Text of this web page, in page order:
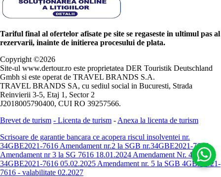
Tariful final al ofertelor afisate pe site se regaseste in ultimul pas al
rezervarii, inainte de initierea procesului de plata.
Copyright ©2026
Site-ul www.dertour.ro este proprietatea DER Touristik Deutschland
Gmbh si este operat de TRAVEL BRANDS S.A.
TRAVEL BRANDS SA, cu sediul social in Bucuresti, Strada
Reinvierii 3-5, Etaj 1, Sector 2
J2018005790400, CUI RO 39257566.
Brevet de turism - Licenta de turism - Anexa la licenta de turism
Scrisoare de garantie bancara ce acopera riscul insolventei nr.
34GBE2021-7616 Amendament nr.2 la SGB nr.34GBE2021-7616
Amendament nr 3 la SG 7616 18.01.2024 Amendament Nr. 4 -
34GBE2021-7616 05.02.2025 Amendament nr. 5 la SGB 4GBE2021-
7616 - valabilitate 02.2027